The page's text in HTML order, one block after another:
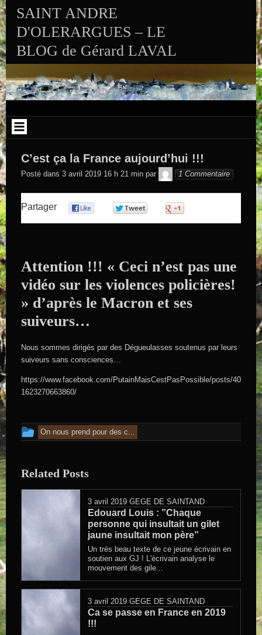
SAINT ANDRE
D'OLERARGUES – LE
BLOG de Gérard LAVAL
C’est ça la France aujourd’hui !!!
Posté dans 3 avril 2019 16 h 21 min par
GEGE DE
SAINTAND
1 Commentaire
Partager
Attention !!! « Ceci n’est pas une
vidéo sur les violences policières!
» d’après le Macron et ses
suiveurs…
Nous sommes dirigés par des Dégueulasses soutenus par leurs
suiveurs sans consciences…
https://www.facebook.com/PutainMaisCestPasPossible/posts/40
1623270663860/
Cet article a été publié dans
On nous prend pour des c...
Related Posts
3 avril 2019 GEGE DE SAINTAND
Edouard Louis : ”Chaque
personne qui insultait un gilet
jaune insultait mon père”
Un très beau texte de ce jeune écrivain en
soutien aux GJ ! L'écrivain analyse le
mouvement des gile...
3 avril 2019 GEGE DE SAINTAND
Ca se passe en France en 2019
!!!